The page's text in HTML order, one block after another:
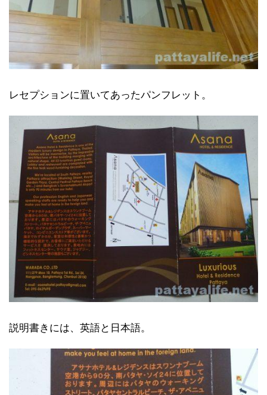
レセプションに置いてあったパンフレット。
説明書きには、英語と日本語。